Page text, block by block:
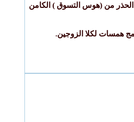
من (هوس التسوق ) الكامن
همسات لكلا الزوجين.